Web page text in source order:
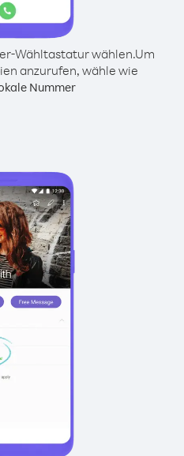
Wähltastatur wählen.Um
anzurufen, wähle wie
Nummer